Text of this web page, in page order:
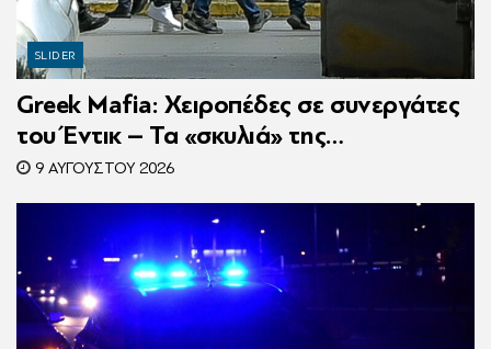
SLIDER
Greek Mafia: Χειροπέδες σε συνεργάτες
του Έντικ – Τα «σκυλιά» της
ρωσόφωνης μαφίας, οι εκβιασμοί και το
υπερπολυτελές Audi
9 ΑΥΓΟΎΣΤΟΥ 2026